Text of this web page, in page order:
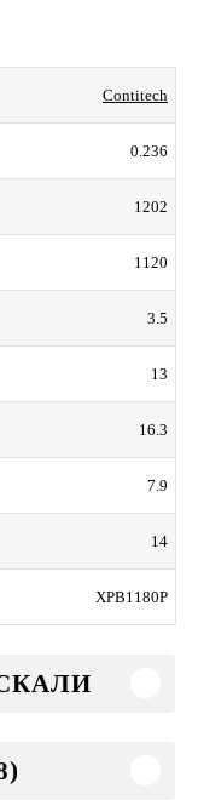
Contitech
0.236
1202
1120
3.5
13
16.3
7.9
14
XPB1180P